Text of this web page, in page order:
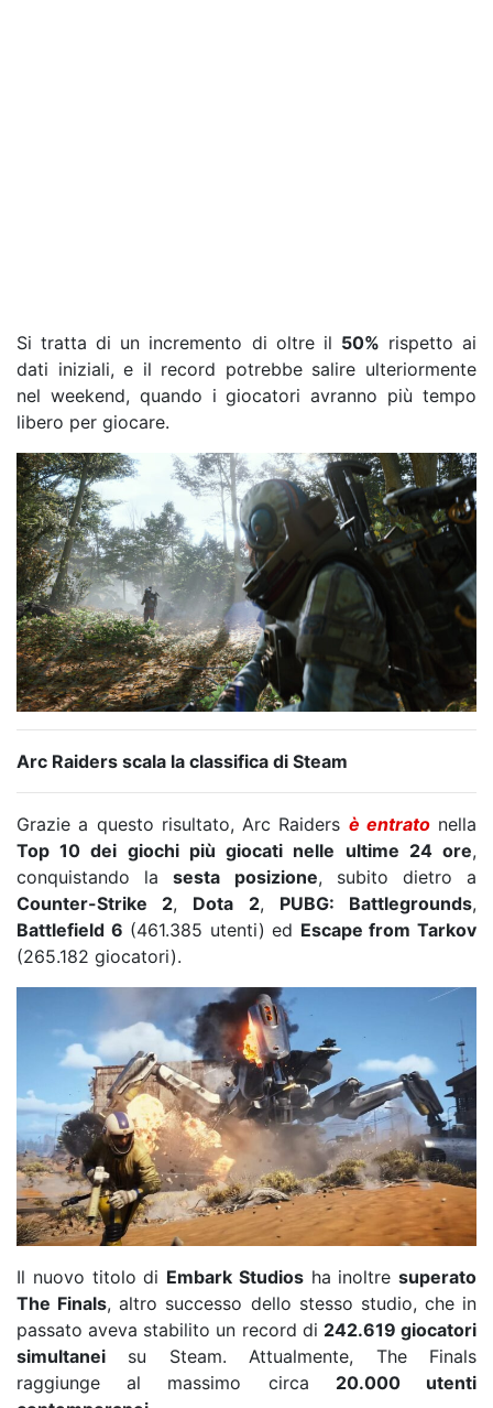
Si tratta di un incremento di oltre il 50% rispetto ai
dati iniziali, e il record potrebbe salire ulteriormente
nel weekend, quando i giocatori avranno più tempo
libero per giocare.
Arc Raiders scala la classifica di Steam
Grazie a questo risultato, Arc Raiders è entratonella
Top 10 dei giochi più giocati nelle ultime 24 ore,
conquistando lasesta posizione, subito dietro a
Counter-Strike 2, Dota 2, PUBG: Battlegrounds,
Battlefield 6 (461.385 utenti) ed Escape from Tarkov
(265.182 giocatori).
Il nuovo titolo di Embark Studiosha inoltre superato
The Finals, altro successo dello stesso studio, che in
passato aveva stabilito un record di 242.619 giocatori
simultanei su Steam. Attualmente, The Finals
raggiunge al massimo circa 20.000 utenti